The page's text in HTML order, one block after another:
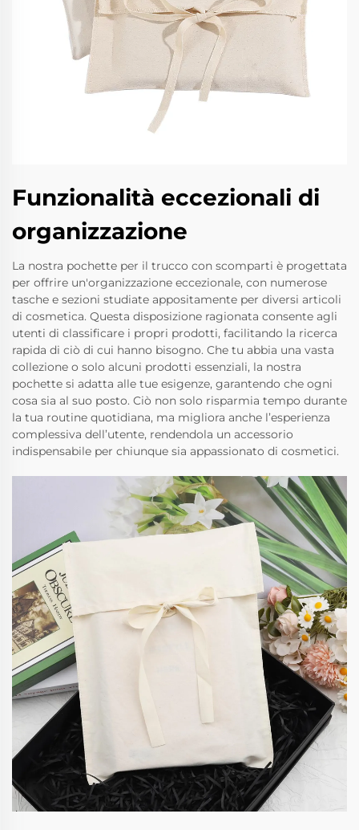
Funzionalità eccezionali di
organizzazione
La nostra pochette per il trucco con scomparti è progettata
per offrire un'organizzazione eccezionale, con numerose
tasche e sezioni studiate appositamente per diversi articoli
di cosmetica. Questa disposizione ragionata consente agli
utenti di classificare i propri prodotti, facilitando la ricerca
rapida di ciò di cui hanno bisogno. Che tu abbia una vasta
collezione o solo alcuni prodotti essenziali, la nostra
pochette si adatta alle tue esigenze, garantendo che ogni
cosa sia al suo posto. Ciò non solo risparmia tempo durante
la tua routine quotidiana, ma migliora anche l’esperienza
complessiva dell’utente, rendendola un accessorio
indispensabile per chiunque sia appassionato di cosmetici.